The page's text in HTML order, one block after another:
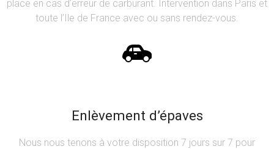
place en cas d’erreur de carburant. Intervention dans Paris et
toute l’Ile de France avec ou sans rendez-vous.
Enlèvement d’épaves
Nous nous tenons à votre disposition 7 jours sur 7 pour